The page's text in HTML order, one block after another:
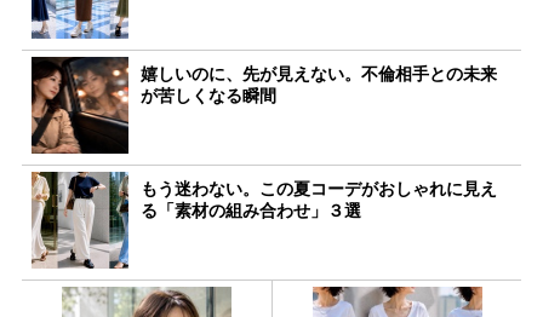
嬉しいのに、先が見えない。不倫相手との未来
が苦しくなる瞬間
もう迷わない。この夏コーデがおしゃれに見え
る「素材の組み合わせ」３選